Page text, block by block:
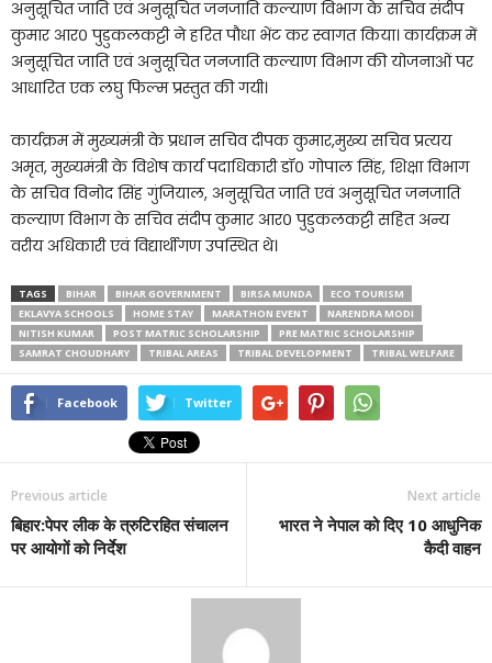
अनुसूचित जाति एवं अनुसूचित जनजाति कल्याण विभाग के सचिव संदीप
कुमार आर० पुडुकलकट्टी ने हरित पौधा भेंट कर स्वागत किया। कार्यक्रम में
अनुसूचित जाति एवं अनुसूचित जनजाति कल्याण विभाग की योजनाओं पर
आधारित एक लघु फिल्म प्रस्तुत की गयी।
कार्यक्रम में मुख्यमंत्री के प्रधान सचिव दीपक कुमार,मुख्य सचिव प्रत्यय
अमृत, मुख्यमंत्री के विशेष कार्य पदाधिकारी डॉ० गोपाल सिंह, शिक्षा विभाग
के सचिव विनोद सिंह गुंजियाल, अनुसूचित जाति एवं अनुसूचित जनजाति
कल्याण विभाग के सचिव संदीप कुमार आर० पुडुकलकट्टी सहित अन्य
वरीय अधिकारी एवं विद्यार्थीगण उपस्थित थे।
TAGS BIHAR BIHAR GOVERNMENT BIRSA MUNDA
ECO TOURISM
EKLAVYA SCHOOLS
HOME STAY MARATHON EVENT
NARENDRA MODI
NITISH KUMAR
POST MATRIC SCHOLARSHIP
PRE MATRIC SCHOLARSHIP
SAMRAT CHOUDHARY
TRIBAL AREAS TRIBAL DEVELOPMENT TRIBAL WELFARE
Facebook Twitter
Previous article
बिहार:पेपर लीक के त्रुटिरहित संचालन
पर आयोगों को निर्देश
Next article
भारत ने नेपाल को दिए 10 आधुनिक
कैदी वाहन